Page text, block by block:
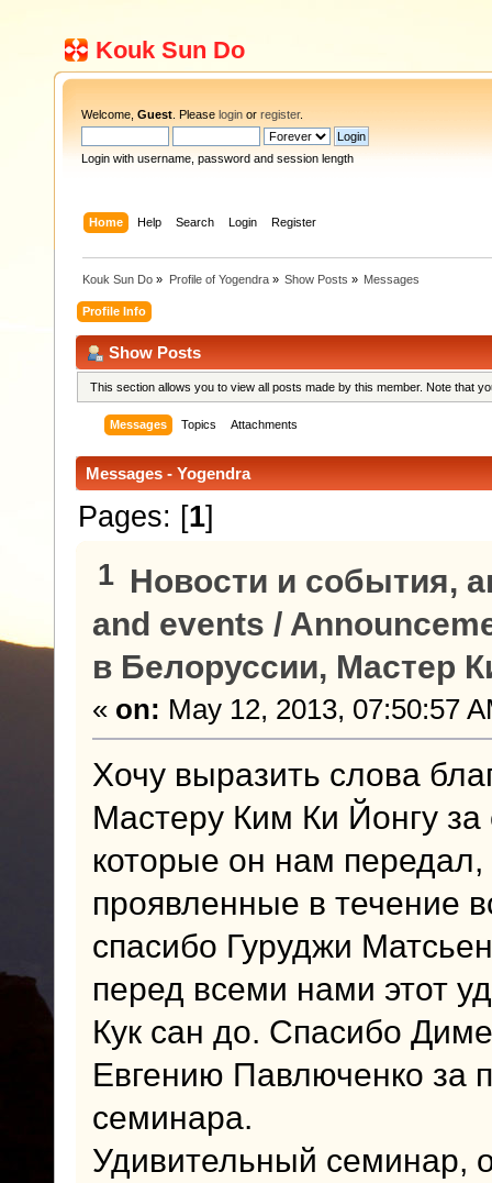
Kouk Sun Do
Welcome, Guest . Please login or register.
Login with username, password and session length
Home Help Search Login Register
Kouk Sun Do » Profile of Yogendra» Show Posts » Messages
Profile Info
Show Posts
This section allows you to view all posts made by this member. Note that
Messages Topics Attachments
Messages - Yogendra
Pages: [1]
1 Новости и события,
and events /
в Белоруссии, Мастер
« on: May 12, 2013, 07:50:57
Хочу выразить слова
Мастеру Ким Ки Йонгу
которые он нам
проявленные в течение
спасибо Гуруджи
перед всеми нами этот
Кук сан до. Спасибо
Евгению Павлюченко за
семинара.
Удивительный семинар,